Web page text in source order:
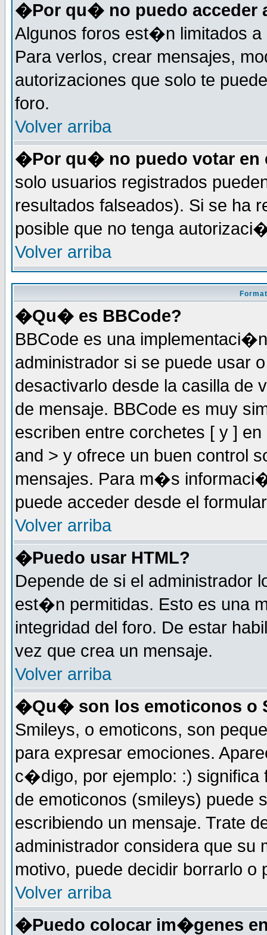
�Por qu� no puedo acceder
Algunos foros est�n limitados
Para verlos, crear mensajes,
autorizaciones que solo te
foro.
Volver arriba
�Por qu� no puedo votar en
solo usuarios registrados
resultados falseados). Si se ha
posible que no tenga
Volver arriba
�Qu� es BBCode?
BBCode es una
administrador si se puede usar
desactivarlo desde la casilla de
de mensaje. BBCode es muy
escriben entre corchetes [ y ]
and > y ofrece un buen control
mensajes. Para m�s
puede acceder desde el
Volver arriba
�Puedo usar HTML?
Depende de si el
est�n permitidas. Esto es una
integridad del foro. De estar
vez que crea un mensaje.
Volver arriba
�Qu� son los emoticonos o
Smileys, o emoticons, son
para expresar emociones.
c�digo, por ejemplo: :) significa
de emoticonos (smileys)
escribiendo un mensaje. Trate
administrador considera que su
motivo, puede decidir borrarlo o
Volver arriba
�Puedo colocar im�genes